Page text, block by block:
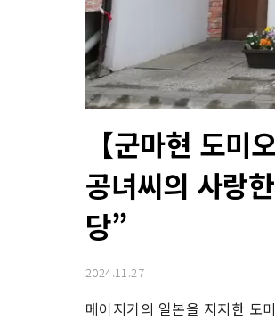
【군마현 도미
공녀씨의 사랑
당”
2024.11.27
메이지기의 일본을 지지한 도